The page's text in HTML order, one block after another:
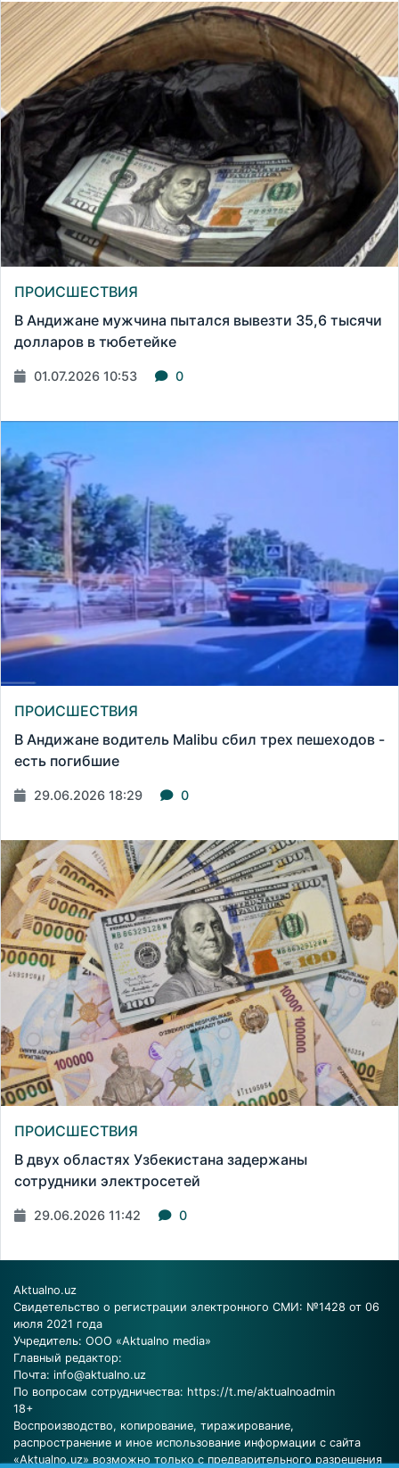
ПРОИСШЕСТВИЯ
В Андижане мужчина пытался вывезти 35,6 тысячи
долларов в тюбетейке
01.07.2026 10:53 0
ПРОИСШЕСТВИЯ
В Андижане водитель Malibu сбил трех пешеходов -
есть погибшие
29.06.2026 18:29 0
ПРОИСШЕСТВИЯ
В двух областях Узбекистана задержаны
сотрудники электросетей
29.06.2026 11:42 0
Aktualno.uz
Свидетельство о регистрации электронного СМИ: №1428 от 06
июля 2021 года
Учредитель: ООО «Aktualno media»
Главный редактор:
Почта: info@aktualno.uz
По вопросам сотрудничества: https://t.me/aktualnoadmin
18+
Воспроизводство, копирование, тиражирование,
распространение и иное использование информации с сайта
«Aktualno.uz» возможно только с предварительного разрешения